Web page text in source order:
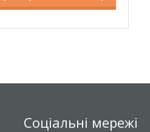
Соціальні мережі